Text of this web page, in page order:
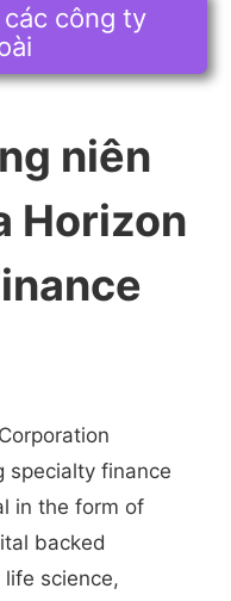
các công ty
niên
Horizon
specialty finance
in the form of
backed
science,